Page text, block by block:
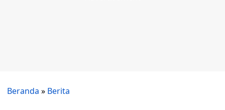
Beranda » Berita